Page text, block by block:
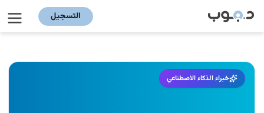
التسجيل
خبراء الذكاء الاصطناعي